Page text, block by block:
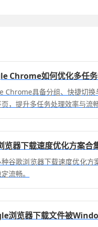
Chrome如何优化多任
Chrome具备分组、快捷切换
，提升多任务处理效率与流畅
览器下载速度优化方案合
种谷歌浏览器下载速度优化
流畅。
浏览器下载文件被